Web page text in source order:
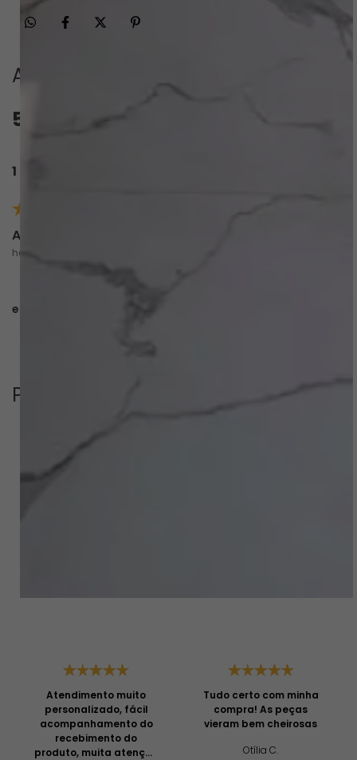
Avaliações
5.0
1 avaliação
Alice M.
há 5 meses
esta avaliação foi útil?
Perguntas & respostas
Atendimento muito
personalizado, fácil
acompanhamento do
recebimento do
produto, muita atenção
Tudo certo com minha
compra! As peças
vieram bem cheirosas
Otília C.